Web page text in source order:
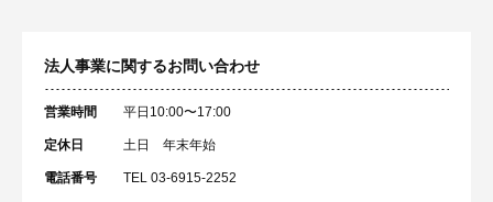
法人事業に関するお問い合わせ
営業時間 平日10:00〜17:00
定休日 土日 年末年始
電話番号 TEL 03-6915-2252